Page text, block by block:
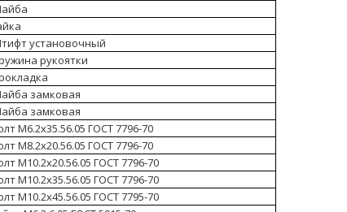
установочный
рукоятки
замковая
замковая
М6.2х35.56.05 ГОСТ 7796-70
М8.2х20.56.05 ГОСТ 7796-70
М10.2х20.56.05 ГОСТ 7796-70
М10.2х35.56.05 ГОСТ 7796-70
М10.2х45.56.05 ГОСТ 7795-70